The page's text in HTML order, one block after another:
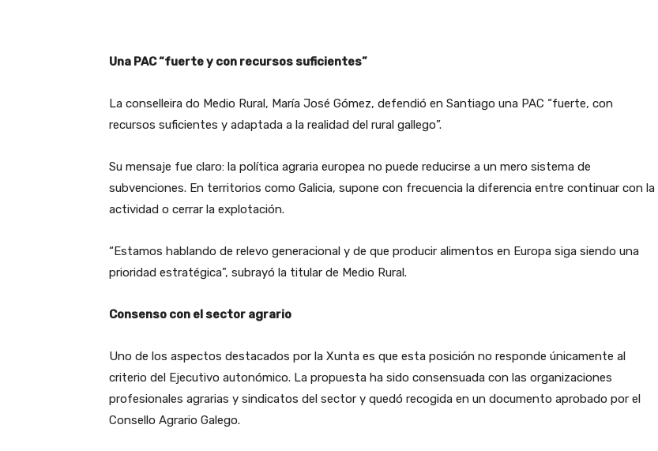
Una PAC “fuerte y con recursos suficientes”
La conselleira do Medio Rural, María José Gómez, defendió en Santiago una PAC “fuerte, con
recursos suficientes y adaptada a la realidad del rural gallego”.
Su mensaje fue claro: la política agraria europea no puede reducirse a un mero sistema de
subvenciones. En territorios como Galicia, supone con frecuencia la diferencia entre continuar con la
actividad o cerrar la explotación.
“Estamos hablando de relevo generacional y de que producir alimentos en Europa siga siendo una
prioridad estratégica”, subrayó la titular de Medio Rural.
Consenso con el sector agrario
Uno de los aspectos destacados por la Xunta es que esta posición no responde únicamente al
criterio del Ejecutivo autonómico. La propuesta ha sido consensuada con las organizaciones
profesionales agrarias y sindicatos del sector y quedó recogida en un documento aprobado por el
Consello Agrario Galego.